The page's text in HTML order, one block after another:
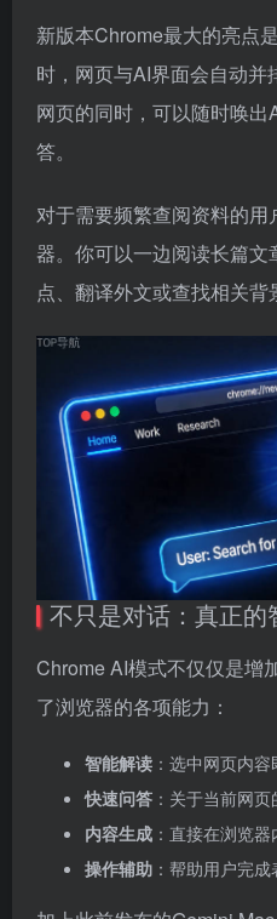
新版本Chrome最大的亮点
时，网页与AI界面会自动
网页的同时，可以随时唤
答。
对于需要频繁查阅资料的
器。你可以一边阅读长篇
点、翻译外文或查找相关背
不只是对话：真正的
Chrome AI模式不仅仅是增
了浏览器的各项能力：
智能解读 ：选中网页内
快速问答 ：关于当前网
内容生成 ：直接在浏览
操作辅助 ：帮助用户完成